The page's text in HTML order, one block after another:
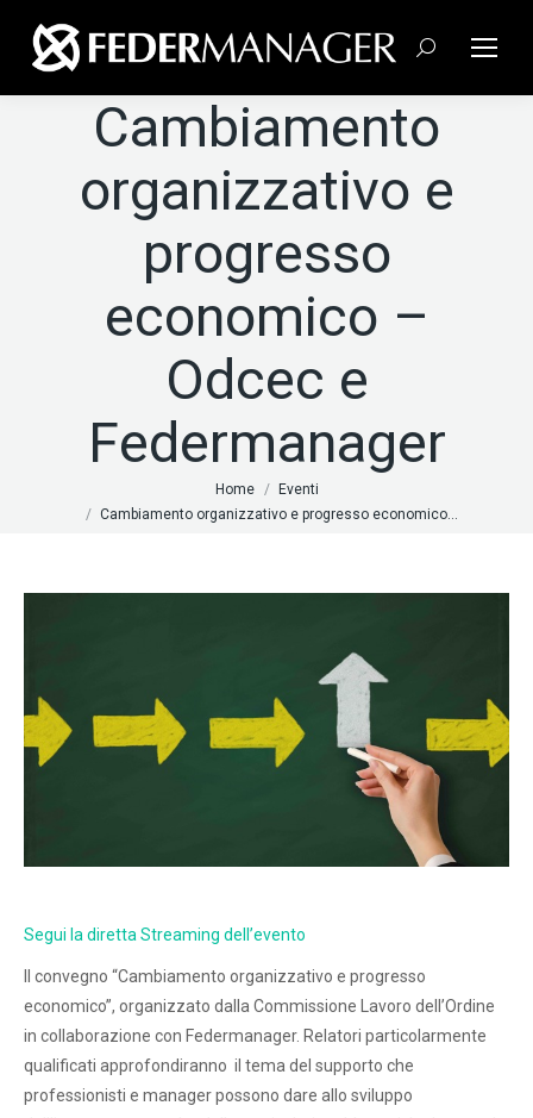
Cerca:
Cambiamento
organizzativo e
progresso
economico –
Odcec e
Federmanager
Home
Eventi
Cambiamento organizzativo e progresso economico…
Segui la diretta Streaming dell’evento
Il convegno “Cambiamento organizzativo e progresso
economico”, organizzato dalla Commissione Lavoro dell’Ordine
in collaborazione con Federmanager. Relatori particolarmente
qualificati approfondiranno il tema del supporto che
professionisti e manager possono dare allo sviluppo